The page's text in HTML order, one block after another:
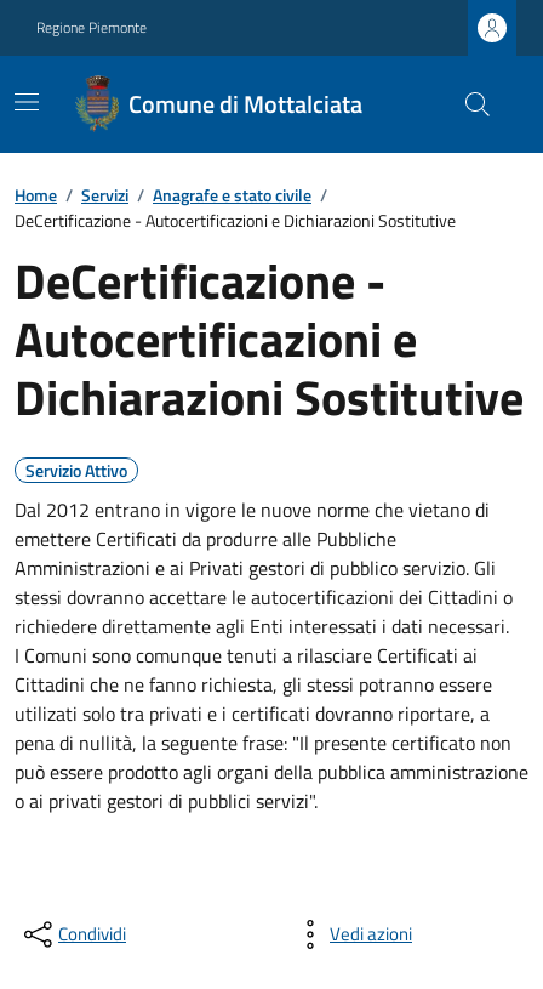
Regione Piemonte
Comune di Mottalciata
Home / Servizi / Anagrafe e stato civile /
DeCertificazione - Autocertificazioni e Dichiarazioni Sostitutive
DeCertificazione -
Autocertificazioni e
Dichiarazioni Sostitutive
Servizio Attivo
Dal 2012 entrano in vigore le nuove norme che vietano di
emettere Certificati da produrre alle Pubbliche
Amministrazioni e ai Privati gestori di pubblico servizio. Gli
stessi dovranno accettare le autocertificazioni dei Cittadini o
richiedere direttamente agli Enti interessati i dati necessari.
I Comuni sono comunque tenuti a rilasciare Certificati ai
Cittadini che ne fanno richiesta, gli stessi potranno essere
utilizati solo tra privati e i certificati dovranno riportare, a
pena di nullità, la seguente frase: "Il presente certificato non
può essere prodotto agli organi della pubblica amministrazione
o ai privati gestori di pubblici servizi".
Condividi Vedi azioni